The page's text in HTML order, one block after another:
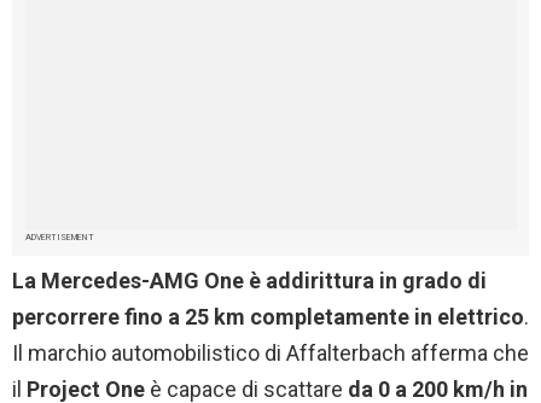
ADVERTISEMENT
La Mercedes-AMG One è addirittura in grado di
percorrere fino a 25 km completamente in elettrico.
Il marchio automobilistico di Affalterbach afferma che
il Project One è capace di scattare da 0 a 200 km/h in